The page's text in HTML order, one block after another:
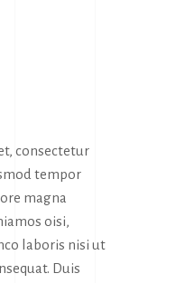
consectetur
tempor
magna
oisi,
laboris nisi ut
Duis